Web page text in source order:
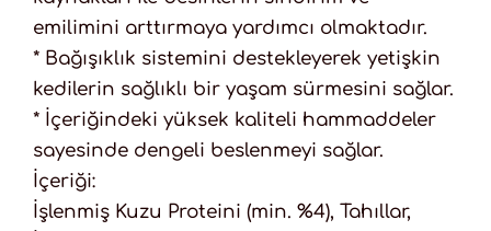
emilimini arttırmaya yardımcı olmaktadır.
* Bağışıklık sistemini destekleyerek yetişkin
kedilerin sağlıklı bir yaşam sürmesini sağlar.
* İçeriğindeki yüksek kaliteli hammaddeler
sayesinde dengeli beslenmeyi sağlar.
İçeriği:
İşlenmiş Kuzu Proteini (min. %4), Tahıllar,